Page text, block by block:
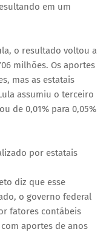
em um
o resultado voltou a
milhões. Os aportes
mas as estatais
assumiu o terceiro
de 0,01% para 0,05%
por estatais
diz que esse
o governo federal
fatores contábeis
aportes de anos